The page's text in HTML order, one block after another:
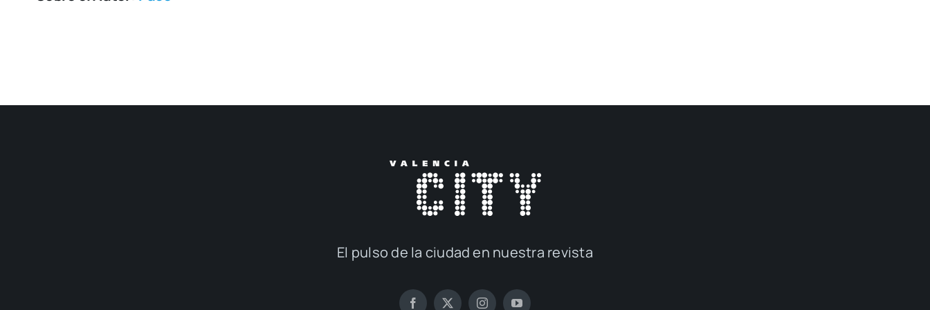
El pul­so de la ciu­dad en nues­tra revis­ta